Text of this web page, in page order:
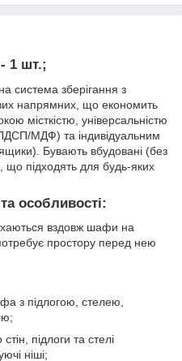
1 шт.;
система зберігання з
напрямних, що економить
місткістю, універсальністю
МДФ) та індивідуальним
Бувають вбудовані (без
що підходять для будь-яких
особливості:
вздовж шафи на
простору перед нею
з підлогою, стелею,
підлоги та стелі
ніші;